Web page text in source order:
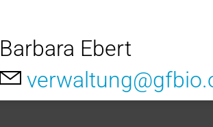
Barbara Ebert